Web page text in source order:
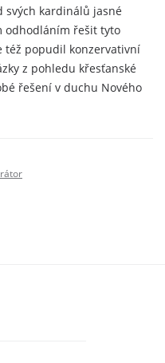
svých kardinálů jasné
odhodláním řešit tyto
též popudil konzervativní
z pohledu křesťanské
řešení v duchu Nového